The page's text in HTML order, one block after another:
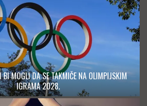
MOGLI DA SE TAKMIČE NA OLIMPIJSKIM
IGRAMA 2028.